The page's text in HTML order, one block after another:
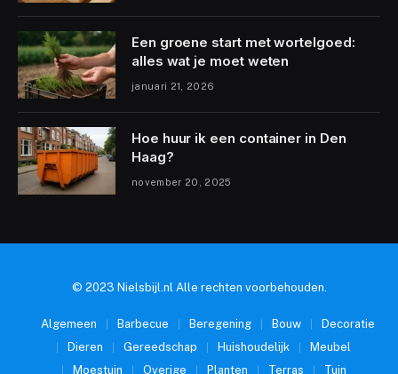
Een groene start met wortelgoed:
alles wat je moet weten
januari 21, 2026
Hoe huur ik een container in Den
Haag?
november 20, 2025
© 2023 Nielsbijl.nl Alle rechten voorbehouden.
Algemeen Barbecue Beregening Bouw
Decoratie
Dieren
Gereedschap Huishoudelijk
Meubel
Moestuin
Overige Planten Terras Tuin